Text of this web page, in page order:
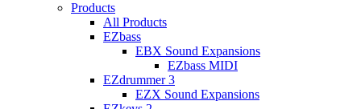
Products
All Products
EZbass
EBX Sound Expansions
EZbass MIDI
EZdrummer 3
EZX Sound Expansions